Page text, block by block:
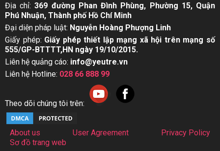
Địa chỉ:369 đường Phan Đình Phùng, Phường 15, Quận
Phú Nhuận, Thành phố Hồ Chí Minh
Đại diện pháp luật: Nguyễn Hoàng Phượng Linh
Giấy phép: Giấy phép thiết lập mạng xã hội trên mạng số
555/GP-BTTTT,HN ngày 19/10/2015.
Liên hệ quảng cáo: info@yeutre.vn
Liên hệ Hotline: 028 66 888 99
Theo dõi chúng tôi trên:
About us User Agreement
Privacy Policy
Sơ đồ trang web